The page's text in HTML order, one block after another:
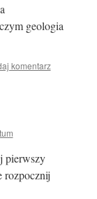
geologia
komentarz
pierwszy
rozpocznij